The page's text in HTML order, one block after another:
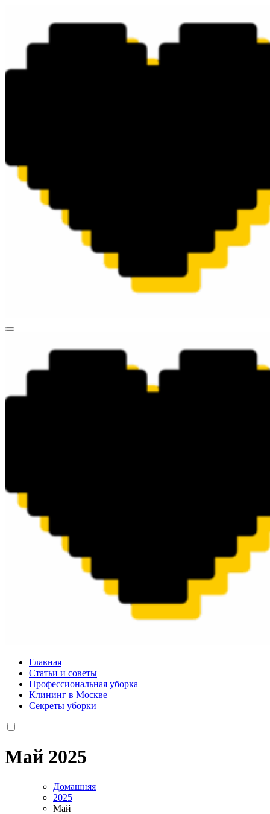
содержимому
Главная
Статьи и советы
Профессиональная уборка
Клининг в Москве
Секреты уборки
Май 2025
Домашняя
2025
Май